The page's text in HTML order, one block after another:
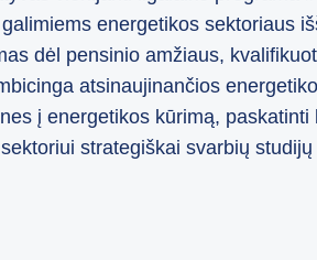
energetikos sektoriaus
dėl pensinio amžiaus,
atsinaujinančios
į energetikos kūrimą,
strategiškai svarbių